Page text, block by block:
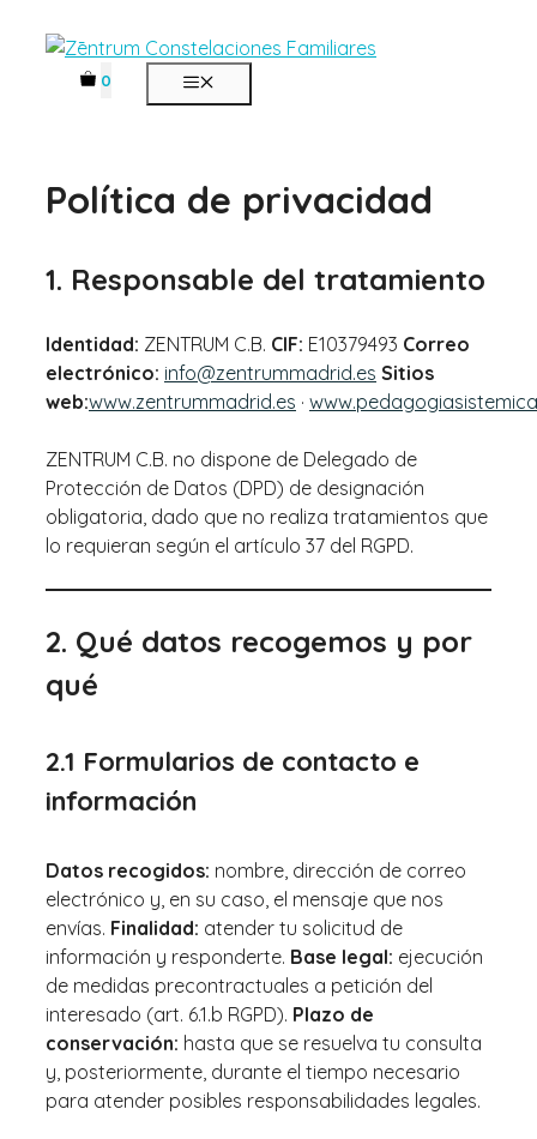
contenido 0
Política de privacidad
1. Responsable del tratamiento
Identidad: ZENTRUM C.B. CIF: E10379493 Correo
electrónico: info@zentrummadrid.es Sitios
web:www.zentrummadrid.es ·
ZENTRUM C.B. no dispone de Delegado de
Protección de Datos (DPD) de designación
obligatoria, dado que no realiza tratamientos que
lo requieran según el artículo 37 del RGPD.
2. Qué datos recogemos y por
qué
2.1 Formularios de contacto e
información
Datos recogidos: nombre, dirección de correo
electrónico y, en su caso, el mensaje que nos
envías. Finalidad: atender tu solicitud de
información y responderte. Base legal: ejecución
de medidas precontractuales a petición del
interesado (art. 6.1.b RGPD). Plazo de
conservación: hasta que se resuelva tu consulta
y, posteriormente, durante el tiempo necesario
para atender posibles responsabilidades legales.